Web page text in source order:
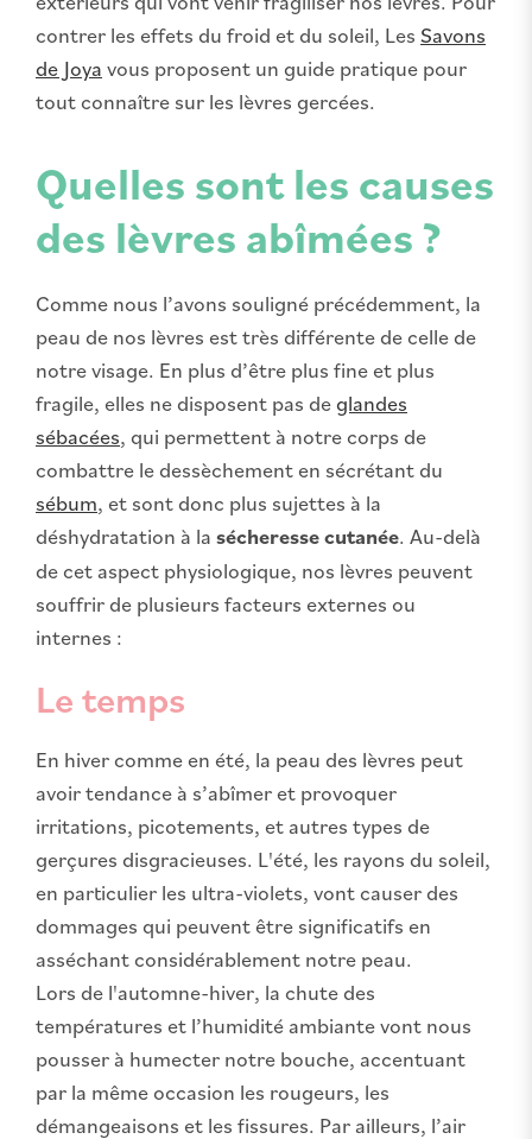
contrer les effets du froid et du soleil, Les Savons
de Joya vous proposent un guide pratique pour
tout connaître sur les lèvres gercées.
Quelles sont les causes
des lèvres abîmées ?
Comme nous l’avons souligné précédemment, la
peau de nos lèvres est très différente de celle de
notre visage. En plus d’être plus fine et plus
fragile, elles ne disposent pas de glandes
sébacées, qui permettent à notre corps de
combattre le dessèchement en sécrétant du
sébum, et sont donc plus sujettes à la
déshydratation à la sécheresse cutanée. Au-delà
de cet aspect physiologique, nos lèvres peuvent
souffrir de plusieurs facteurs externes ou
internes :
Le temps
En hiver comme en été, la peau des lèvres peut
avoir tendance à s’abîmer et provoquer
irritations, picotements, et autres types de
gerçures disgracieuses. L'été, les rayons du soleil,
en particulier les ultra-violets, vont causer des
dommages qui peuvent être significatifs en
asséchant considérablement notre peau.
Lors de l'automne-hiver, la chute des
températures et l’humidité ambiante vont nous
pousser à humecter notre bouche, accentuant
par la même occasion les rougeurs, les
démangeaisons et les fissures. Par ailleurs, l’air